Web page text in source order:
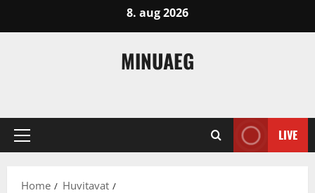
8. aug 2026
MINUAEG
Primary
LIVE
Home
Huvitavat